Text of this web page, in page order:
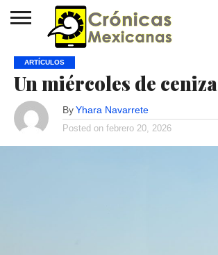
INICIO
HISTORIAS
ACTUALIDAD
REVISTA
CRÓNICAS
CONTÁCTANOS
ARTÍCULOS
Un miércoles de ceniza
By Yhara Navarrete
Posted on febrero 20, 2026